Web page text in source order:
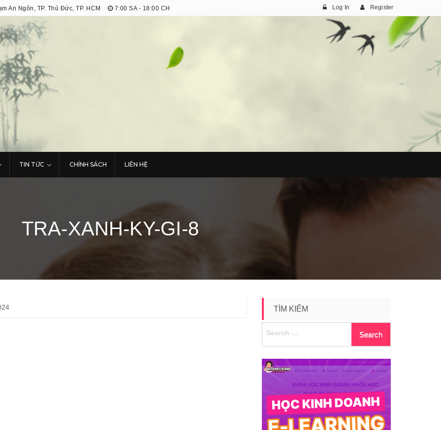
An Ngôn, TP. Thủ Đức, TP. HCM 7:00 SA - 18:00 CH Log In Register
TIN TỨC CHÍNH SÁCH LIÊN HỆ
TRA-XANH-KY-GI-8
TÌM KIẾM